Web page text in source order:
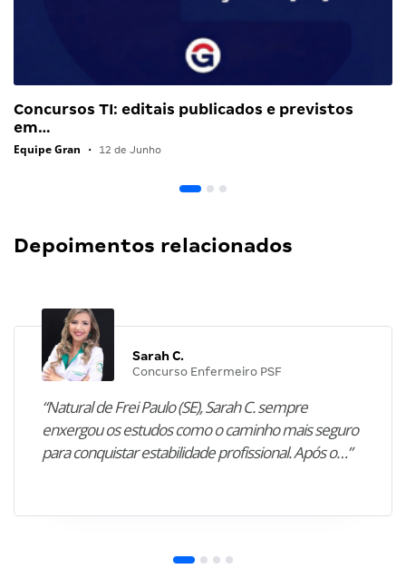
Concursos TI: editais publicados e previstos
em…
Equipe Gran • 12 de Junho
Depoimentos relacionados
Sarah C.
Concurso Enfermeiro PSF
“Natural de Frei Paulo (SE), Sarah C. sempre
enxergou os estudos como o caminho mais seguro
para conquistar estabilidade profissional. Após o…”